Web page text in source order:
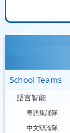
School Teams
語言智能
粵語集誦隊
中文辯論隊